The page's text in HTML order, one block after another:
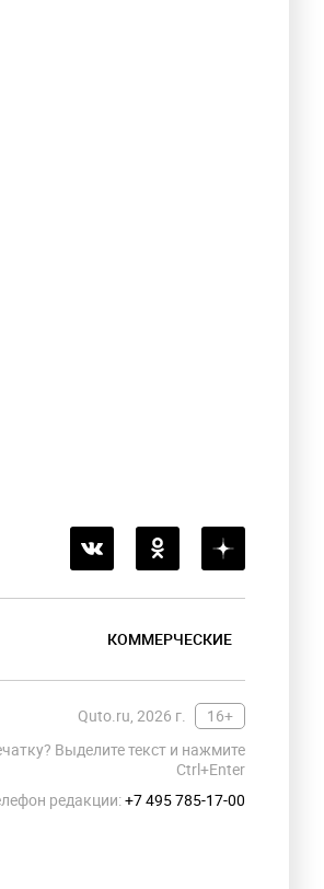
КОММЕРЧЕСКИЕ
Quto.ru, 2026 г.
16+
Выделите текст и нажмите
Ctrl+Enter
редакции:+7 495 785-17-00